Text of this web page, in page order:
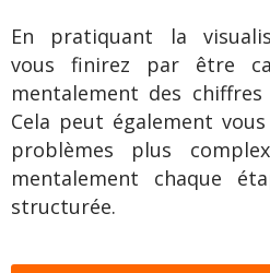
En pratiquant la
vous finirez par être
mentalement des
Cela peut également
problèmes plus
mentalement chaque
structurée.